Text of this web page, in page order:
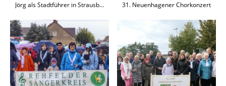
Jörg als Stadtführer in Strausberg 31. Neuenhagener Chorkonzert